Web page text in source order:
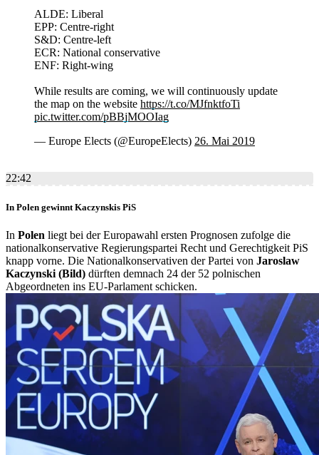
ALDE: Liberal
EPP: Centre-right
S&D: Centre-left
ECR: National conservative
ENF: Right-wing
While results are coming, we will continuously update
the map on the website https://t.co/MJfnktfoTi
pic.twitter.com/pBBjMOOIag
— Europe Elects (@EuropeElects) 26. Mai 2019
22:42
In Polen gewinnt Kaczynskis PiS
In Polen liegt bei der Europawahl ersten Prognosen zufolge die
nationalkonservative Regierungspartei Recht und Gerechtigkeit PiS
knapp vorne. Die Nationalkonservativen der Partei von Jaroslaw
Kaczynski (Bild) dürften demnach 24 der 52 polnischen
Abgeordneten ins EU-Parlament schicken.